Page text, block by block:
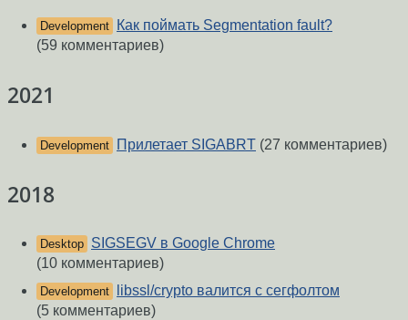
Development
Как поймать Segmentation fault?
(59 комментариев)
2021
Development Прилетает SIGABRT (27 комментариев)
2018
Desktop SIGSEGV в Google Chrome
(10 комментариев)
Development
libssl/crypto валится с сегфолтом
(5 комментариев)